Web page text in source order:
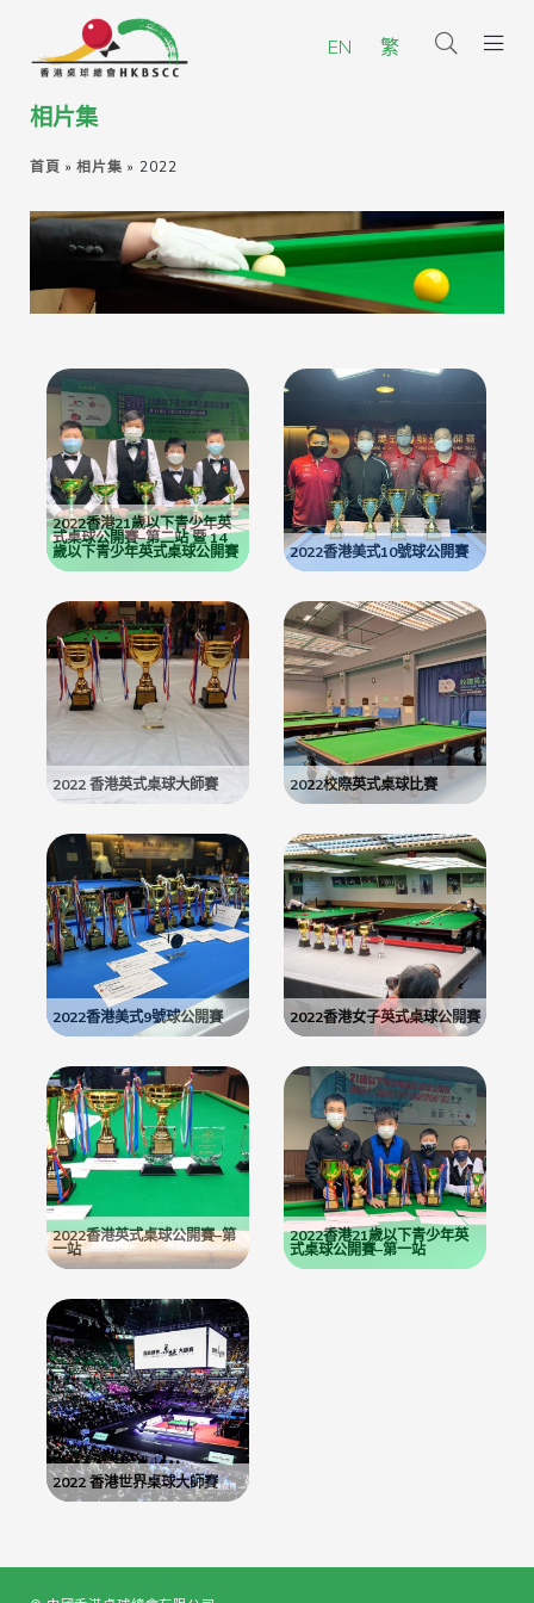
EN 繁
相片集
首頁 »相片集 » 2022
2022香港21歲以下青少年英
式桌球公開賽–第二站 暨 14
歲以下青少年英式桌球公開賽 2022香港美式10號球公開賽
2022 香港英式桌球大師賽 2022校際英式桌球比賽
2022香港美式9號球公開賽 2022香港女子英式桌球公開賽
2022香港英式桌球公開賽–第
一站
2022香港21歲以下青少年英
式桌球公開賽–第一站
2022 香港世界桌球大師賽